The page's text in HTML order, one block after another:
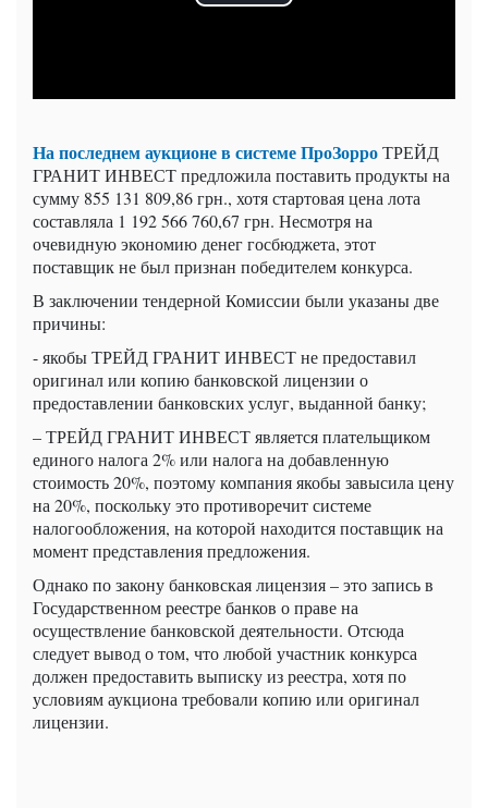
На последнем аукционе в системе ПроЗорроТРЕЙД
ГРАНИТ ИНВЕСТ предложила поставить продукты на
сумму 855 131 809,86 грн., хотя стартовая цена лота
составляла 1 192 566 760,67 грн. Несмотря на
очевидную экономию денег госбюджета, этот
поставщик не был признан победителем конкурса.
В заключении тендерной Комиссии были указаны две
причины:
- якобы ТРЕЙД ГРАНИТ ИНВЕСТ не предоставил
оригинал или копию банковской лицензии о
предоставлении банковских услуг, выданной банку;
– ТРЕЙД ГРАНИТ ИНВЕСТ является плательщиком
единого налога 2% или налога на добавленную
стоимость 20%, поэтому компания якобы завысила цену
на 20%, поскольку это противоречит системе
налогообложения, на которой находится поставщик на
момент представления предложения.
Однако по закону банковская лицензия – это запись в
Государственном реестре банков о праве на
осуществление банковской деятельности. Отсюда
следует вывод о том, что любой участник конкурса
должен предоставить выписку из реестра, хотя по
условиям аукциона требовали копию или оригинал
лицензии.